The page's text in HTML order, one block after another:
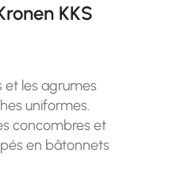
KKS
et les agrumes
uniformes.
concombres et
en bâtonnets